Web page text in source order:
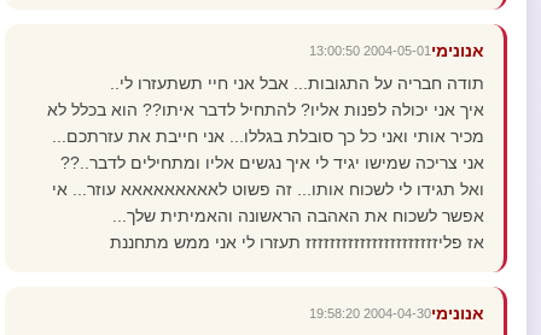
אנונימי 2004-05-01 13:00:50
תודה חבריה על התגובות... אבל אני חיי תשתעזרו לי..
איך אני יכולה לפנות אליו? להתחיל לדבר איתו?? הוא בכלל לא
מכיר אותי ואני כל כך סובלת בגללו... אני חייבת את עזרתכם...
אני צריכה שמישו יגיד לי איך נגשים אליו ומתחילים לדבר..??
ואל תגידו לי לשכוח אותו... זה פשוט לאאאאאאאאא עוזר... אי
אפשר לשכוח את האהבה הראשונה והאמיתית שלך...
אז פליזזזזזזזזזזזזזזזזזזזזזז תעזרו לי אני ממש מתחננת
אנונימי2004-04-30 19:58:20